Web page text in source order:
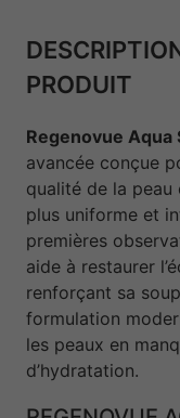
PRODUIT
Regenovue Aqua
avancée conçue
qualité de la peau
plus uniforme et
premières
aide à restaurer
renforçant sa
formulation
les peaux en
d’hydratation.